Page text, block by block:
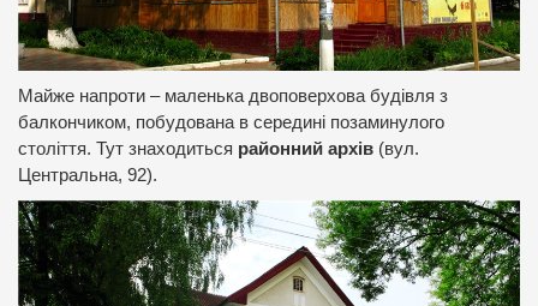
Майже напроти – маленька двоповерхова будівля з
балкончиком, побудована в середині позаминулого
століття. Тут знаходиться районний архів (вул.
Центральна, 92).